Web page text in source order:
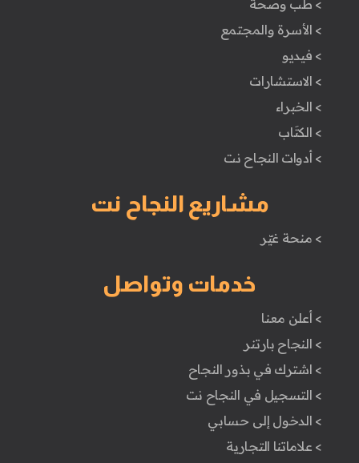
> طب وصحة
> الأسرة والمجتمع
> فيديو
> الاستشارات
> الخبراء
> الكتَاب
> أدوات النجاح نت
مشاريع النجاح نت
> منحة غيّر
خدمات وتواصل
> أعلن معنا
> النجاح بارتنر
> اشترك في بذور النجاح
> التسجيل في النجاح نت
> الدخول إلى حسابي
> علاماتنا التجارية